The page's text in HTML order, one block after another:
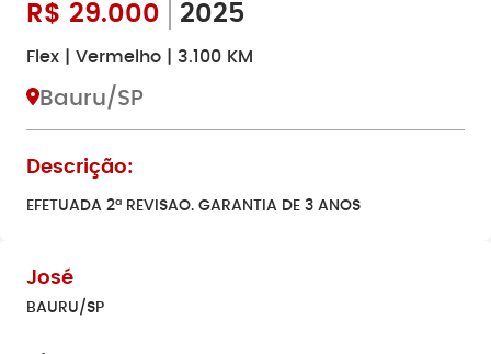
R$ 29.000 2025
Flex | Vermelho | 3.100 KM
Bauru/SP
Descrição:
EFETUADA 2ª REVISAO. GARANTIA DE 3 ANOS
José
BAURU/SP